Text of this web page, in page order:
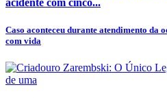
acidente com cinco...
Caso aconteceu durante atendimento
com vida